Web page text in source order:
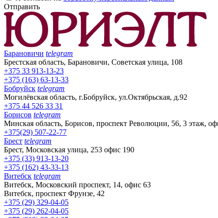
Отправить
Барановичи telegram
Брестская область, Барановичи, Советская улица, 108
+375 33 913-13-23
+375 (163) 63-13-33
Бобруйск telegram
Могилёвская область, г.Бобруйск, ул.Октябрьская, д.92
+375 44 526 33 31
Борисов telegram
Минская область, Борисов, проспект Революции, 56, 3 этаж,
+375(29) 507-22-77
Брест telegram
Брест, Московская улица, 253 офис 190
+375 (33) 913-13-20
+375 (162) 43-33-13
Витебск telegram
Витебск, Московский проспект, 14, офис 63
Витебск, проспект Фрунзе, 42
+375 (29) 329-04-05
+375 (29) 262-04-05